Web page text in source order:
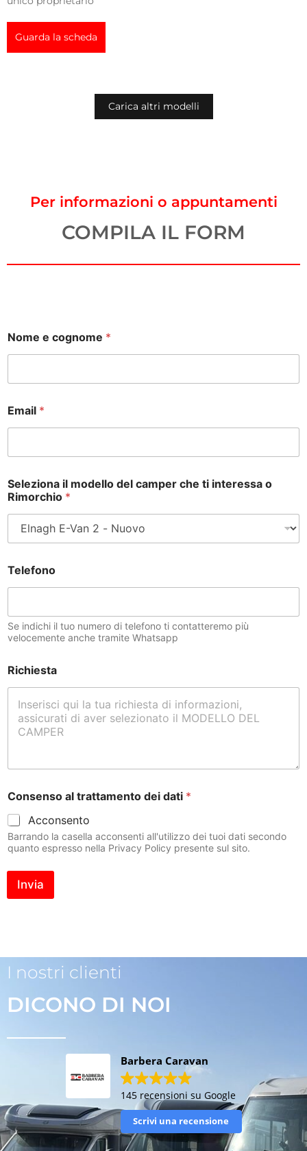
Guarda la scheda
Carica altri modelli
Per informazioni o appuntamenti
COMPILA IL FORM
Nome e cognome *
Email *
Seleziona il modello del camper che ti interessa o
Rimorchio *
Telefono
Se indichi il tuo numero di telefono ti contatteremo più
velocemente anche tramite Whatsapp
Richiesta
Consenso al trattamento dei dati *
Acconsento
Barrando la casella acconsenti all'utilizzo dei tuoi dati secondo
quanto espresso nella Privacy Policy presente sul sito.
Invia
I nostri clienti
DICONO DI NOI
Barbera Caravan
145 recensioni su Google
Scrivi una recensione